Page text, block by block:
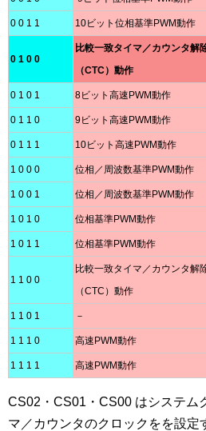
0 0 1 1 10ビット位相基準PWM動作
0 1 0 0
比較一致タイマ／カウンタ解
（CTC）動作
0 1 0 1 8ビット高速PWM動作
0 1 1 0 9ビット高速PWM動作
0 1 1 1 10ビット高速PWM動作
1 0 0 0 位相／周波数基準PWM動作
1 0 0 1 位相／周波数基準PWM動作
1 0 1 0 位相基準PWM動作
1 0 1 1 位相基準PWM動作
1 1 0 0
比較一致タイマ／カウンタ解
（CTC）動作
1 1 0 1 －
1 1 1 0 高速PWM動作
1 1 1 1 高速PWM動作
CS02・CS01・CS00 はシステム
マ／カウンタのクロックをを設定